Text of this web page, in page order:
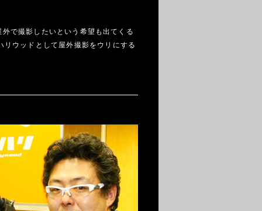
で撮影したいという希望も出てくる
ウッドとして屋外撮影をウリにする